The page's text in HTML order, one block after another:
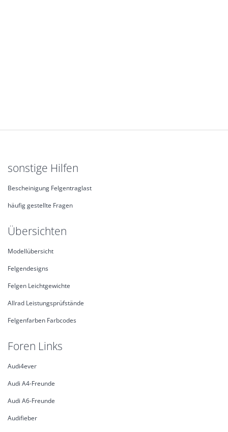
sonstige Hilfen
Bescheinigung Felgentraglast
häufig gestellte Fragen
Übersichten
Modellübersicht
Felgendesigns
Felgen Leichtgewichte
Allrad Leistungsprüfstände
Felgenfarben Farbcodes
Foren Links
Audi4ever
Audi A4-Freunde
Audi A6-Freunde
Audifieber